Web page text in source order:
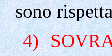
sono
4)